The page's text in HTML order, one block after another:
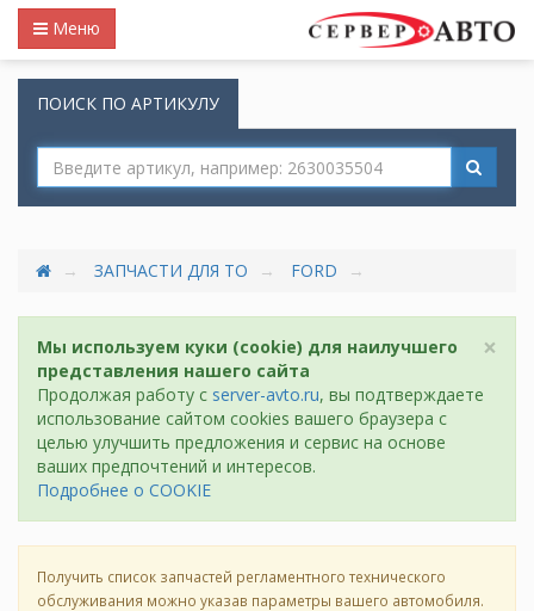
Меню
ПОИСК ПО АРТИКУЛУ
ЗАПЧАСТИ ДЛЯ ТО FORD
×
Мы используем куки (cookie) для наилучшего
представления нашего сайта
Продолжая работу с server-avto.ru, вы подтверждаете
использование сайтом cookies вашего браузера с
целью улучшить предложения и сервис на основе
ваших предпочтений и интересов.
Подробнее о COOKIE
Получить список запчастей регламентного технического
обслуживания можно указав параметры вашего автомобиля.